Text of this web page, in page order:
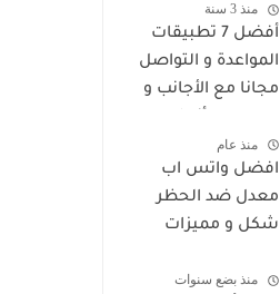
منذ 3 سنة
أفضل 7 تطبيقات
المواعدة و التواصل
مجانا مع الأجانب و
العالم
منذ عام
افضل واتس اب
معدل ضد الحظر
شكل و مميزات
Goldمنذ بضع سنوات